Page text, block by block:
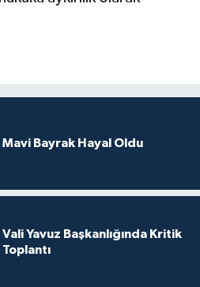
Mavi Bayrak Hayal Oldu
Vali Yavuz Başkanlığında Kritik
Toplantı